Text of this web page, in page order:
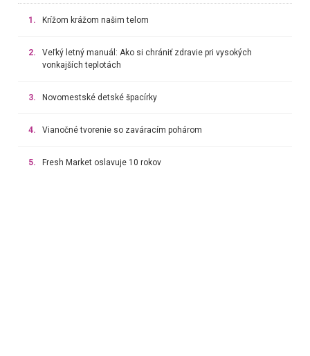
1. Krížom krážom našim telom
2.
Veľký letný manuál: Ako si chrániť zdravie pri vysokých
vonkajších teplotách
3. Novomestské detské špacírky
4. Vianočné tvorenie so zaváracím pohárom
5. Fresh Market oslavuje 10 rokov